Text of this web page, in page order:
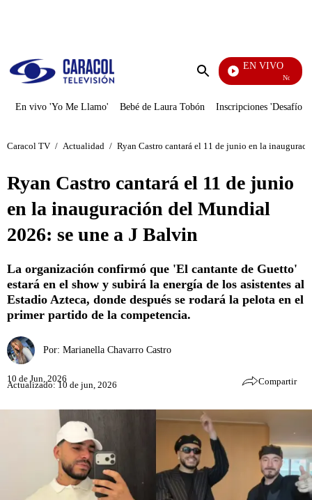
Enviar
EN VIVO
Noticias
En vivo 'Yo Me Llamo' Bebé de Laura Tobón Inscripciones 'Desafío'
Caracol TV / Actualidad / Ryan Castro cantará el 11 de junio en la
Ryan Castro cantará el 11 de junio
en la inauguración del Mundial
2026: se une a J Balvin
La organización confirmó que 'El cantante de Guetto'
estará en el show y subirá la energía de los asistentes al
Estadio Azteca, donde después se rodará la pelota en el
primer partido de la competencia.
Por: Marianella Chavarro Castro
10 de Jun, 2026
Actualizado: 10 de jun, 2026 Compartir